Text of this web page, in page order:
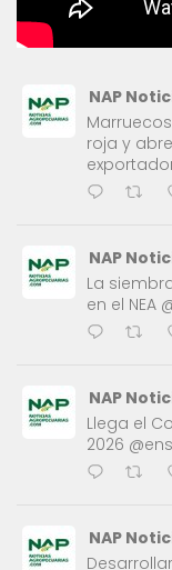
NAP
roja y
NAP
La
en el NEA
NAP
Llega el
2026
NAP